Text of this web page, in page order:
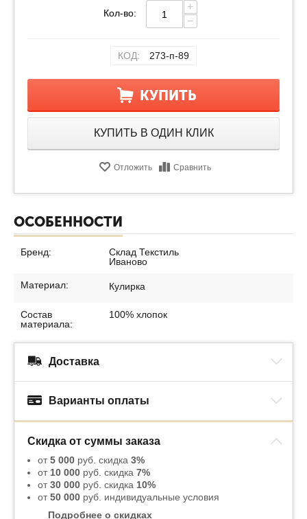
Кол-во:
+
−
КОД: 273-п-89
КУПИТЬ
КУПИТЬ В ОДИН КЛИК
Отложить Сравнить
ОСОБЕННОСТИ
Бренд:
Склад Текстиль
Иваново
Материал: Кулирка
Состав
материала:
100% хлопок
Доставка
Варианты оплаты
Скидка от суммы заказа
от5 000 руб. скидка 3%
от 10 000 руб. скидка 7%
от30 000 руб. скидка 10%
от50 000 руб. индивидуальные условия
Подробнее о скидках